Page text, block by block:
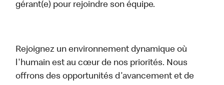
gérant(e) pour rejoindre son équipe.
Rejoignez un environnement dynamique où
l'humain est au cœur de nos priorités. Nous
offrons des opportunités d'avancement et de